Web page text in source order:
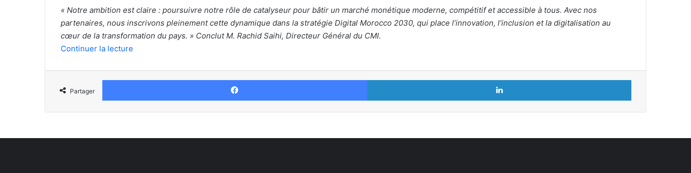
« Notre ambition est claire : poursuivre notre rôle de catalyseur pour bâtir un marché monétique moderne, compétitif et accessible à tous. Avec nos
partenaires, nous inscrivons pleinement cette dynamique dans la stratégie Digital Morocco 2030, qui place l’innovation, l’inclusion et la digitalisation au
cœur de la transformation du pays. » Conclut M. Rachid Saihi, Directeur Général du CMI.
Continuer la lecture
Partager
Facebook Linkedin